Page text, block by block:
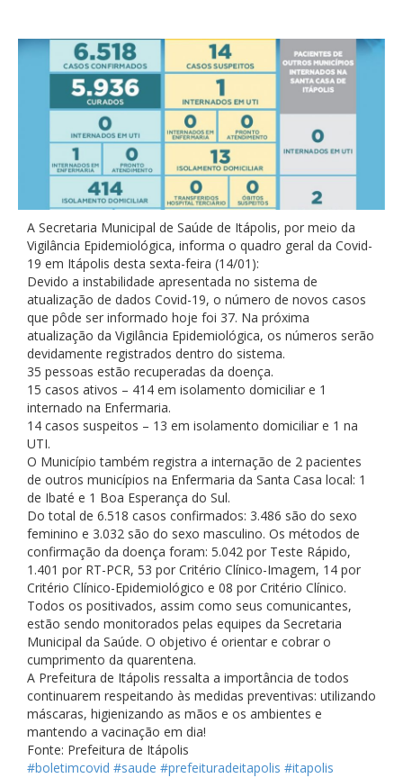
A Secretaria Municipal de Saúde de Itápolis, por meio da
Vigilância Epidemiológica, informa o quadro geral da Covid-
19 em Itápolis desta sexta-feira (14/01):
Devido a instabilidade apresentada no sistema de
atualização de dados Covid-19, o número de novos casos
que pôde ser informado hoje foi 37. Na próxima
atualização da Vigilância Epidemiológica, os números serão
devidamente registrados dentro do sistema.
35 pessoas estão recuperadas da doença.
15 casos ativos – 414 em isolamento domiciliar e 1
internado na Enfermaria.
14 casos suspeitos – 13 em isolamento domiciliar e 1 na
UTI.
O Município também registra a internação de 2 pacientes
de outros municípios na Enfermaria da Santa Casa local: 1
de Ibaté e 1 Boa Esperança do Sul.
Do total de 6.518 casos confirmados: 3.486 são do sexo
feminino e 3.032 são do sexo masculino. Os métodos de
confirmação da doença foram: 5.042 por Teste Rápido,
1.401 por RT-PCR, 53 por Critério Clínico-Imagem, 14 por
Critério Clínico-Epidemiológico e 08 por Critério Clínico.
Todos os positivados, assim como seus comunicantes,
estão sendo monitorados pelas equipes da Secretaria
Municipal da Saúde. O objetivo é orientar e cobrar o
cumprimento da quarentena.
A Prefeitura de Itápolis ressalta a importância de todos
continuarem respeitando às medidas preventivas: utilizando
máscaras, higienizando as mãos e os ambientes e
mantendo a vacinação em dia!
Fonte: Prefeitura de Itápolis
#boletimcovid #saude #prefeituradeitapolis #itapolis